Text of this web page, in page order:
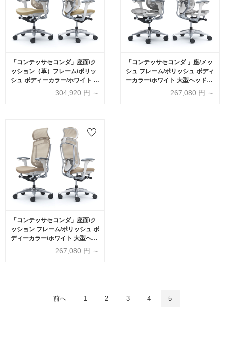
「コンテッサセコンダ」座面/ク
ッション（革）フレーム/ポリッ
シュ ボディーカラー/ホワイト 大
型ヘッドレスト 張地全3色 ラン
バーサポート有・無【受注生産
304,920 円 ～
「コンテッサセコンダ 」座/メッ
シュ フレーム/ポリッシュ ボディ
ーカラー/ホワイト 大型ヘッドレ
スト 全13色 ランバーサポート
有・無【受注生産品】
267,080 円 ～
「コンテッサセコンダ」座面/ク
ッション フレーム/ポリッシュ ボ
ディーカラー/ホワイト 大型ヘッ
ドレスト 張地全13色 ランバーサ
ポート有・無【受注生産品】
267,080 円 ～
前へ 1 2 3 4 5